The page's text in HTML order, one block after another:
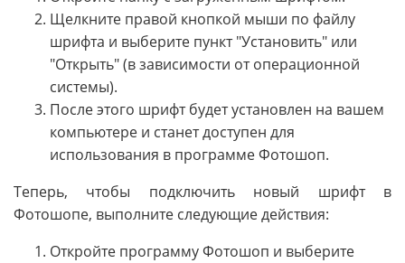
Щелкните правой кнопкой мыши по файлу
шрифта и выберите пункт "Установить" или
"Открыть" (в зависимости от операционной
системы).
После этого шрифт будет установлен на вашем
компьютере и станет доступен для
использования в программе Фотошоп.
Теперь, чтобы подключить новый шрифт в
Фотошопе, выполните следующие действия:
Откройте программу Фотошоп и выберите